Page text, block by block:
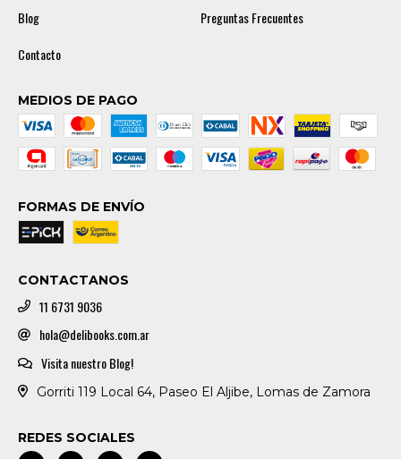
Blog
Preguntas Frecuentes
Contacto
MEDIOS DE PAGO
FORMAS DE ENVÍO
CONTACTANOS
11 6731 9036
hola@delibooks.com.ar
Visita nuestro Blog!
Gorriti 119 Local 64, Paseo El Aljibe, Lomas de Zamora
REDES SOCIALES